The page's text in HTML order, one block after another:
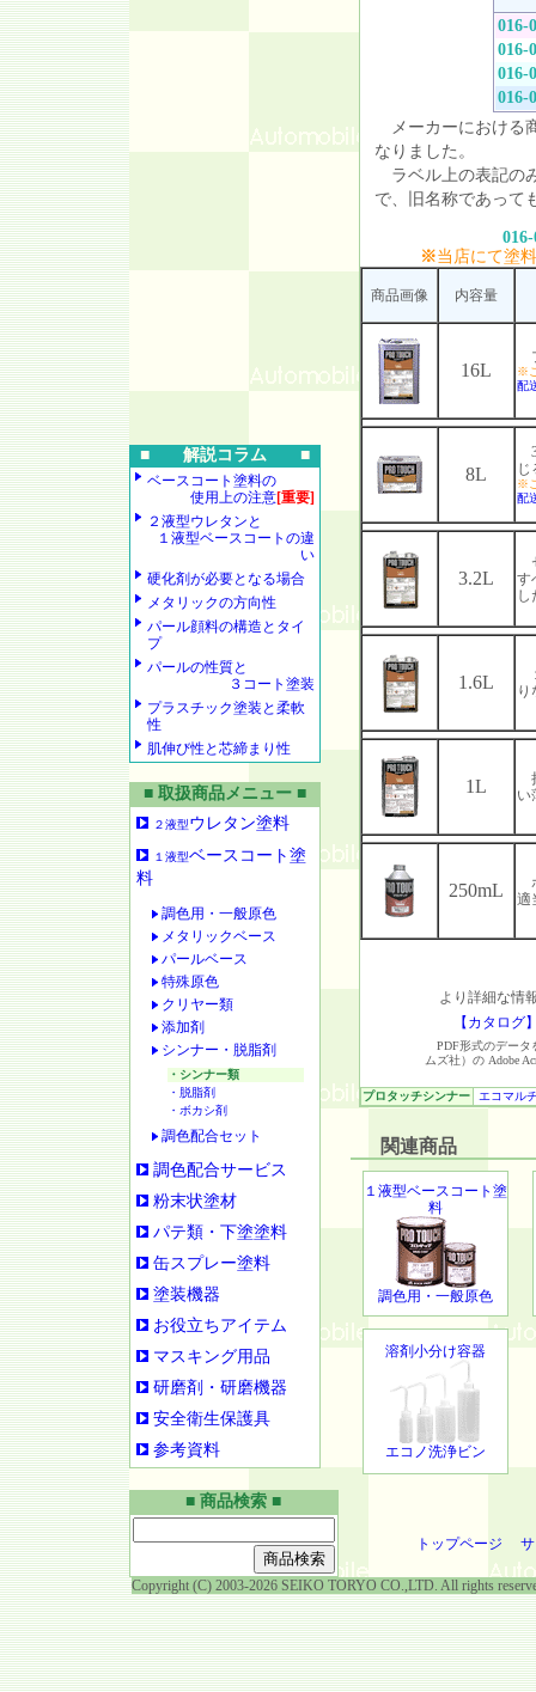
016-
016-
016-
016-
メーカーにおける
なりました。
ラベル上の表記の
で、旧名称であって
※当店にて塗
商品画像 内容量
16L
※
配
8L
じ
※
配
3.2L
す
し
1.6L
り
1L
い
250mL
適
より詳細な情
【カタログ
PDF形式のデータ
ムズ社）の Adobe
プロタッチシンナー エコマル
関連商品
１液型ベースコート塗
料
調色用・一般原色
溶剤小分け容器
エコノ洗浄ビン
トップページ
■ 解説コラム ■
ベースコート塗料の
使用上の注意[重要]
２液型ウレタンと
１液型ベースコートの違
い
硬化剤が必要となる場合
メタリックの方向性
パール顔料の構造とタイ
プ
パールの性質と
３コート塗装
プラスチック塗装と柔軟
性
肌伸び性と芯締まり性
■ 取扱商品メニュー ■
２液型ウレタン塗料
１液型ベースコート塗
料
調色用・一般原色
メタリックベース
パールベース
特殊原色
クリヤー類
添加剤
シンナー・脱脂剤
・シンナー類
・脱脂剤
・ボカシ剤
調色配合セット
調色配合サービス
粉末状塗材
パテ類・下塗塗料
缶スプレー塗料
塗装機器
お役立ちアイテム
マスキング用品
研磨剤・研磨機器
安全衛生保護具
参考資料
■ 商品検索 ■
Copyright (C) 2003-2026 SEIKO TORYO CO.,LTD. All rights